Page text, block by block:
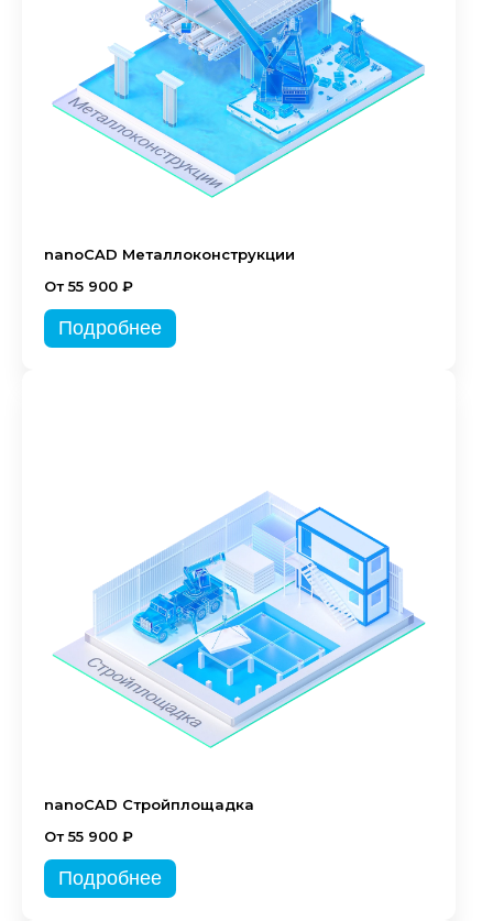
nanoCAD Металлоконструкции
От 55 900 ₽
Подробнее
nanoCAD Стройплощадка
От 55 900 ₽
Подробнее